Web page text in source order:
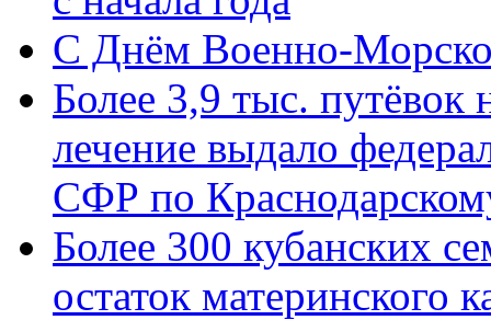
C Днём Военно-
Более 3,9 тыс. путёвок
лечение выдало
СФР по
Более 300 кубанских
остаток материнского